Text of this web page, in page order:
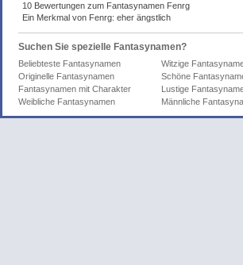
10 Bewertungen zum Fantasynamen Fenrg
Ein Merkmal von Fenrg: eher ängstlich
Suchen Sie spezielle Fantasynamen?
Beliebteste Fantasynamen Witzige
Originelle Fantasynamen
Schöne
Fantasynamen mit Charakter
Lustige
Weibliche Fantasynamen
Männliche